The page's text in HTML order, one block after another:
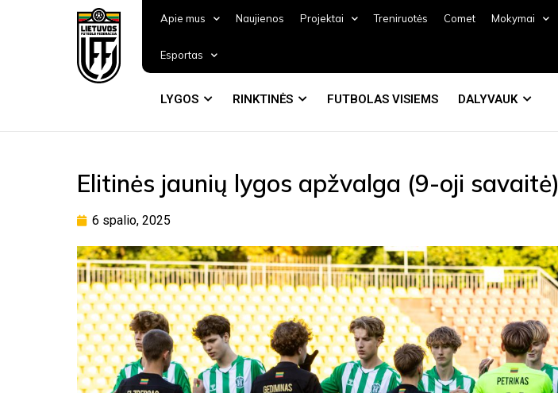
Apie mus Naujienos Projektai Treniruotės Comet Mokymai
Esportas
LYGOS RINKTINĖS FUTBOLAS VISIEMS DALYVAUK
Elitinės jaunių lygos apžvalga (9-oji savaitė)
6 spalio, 2025